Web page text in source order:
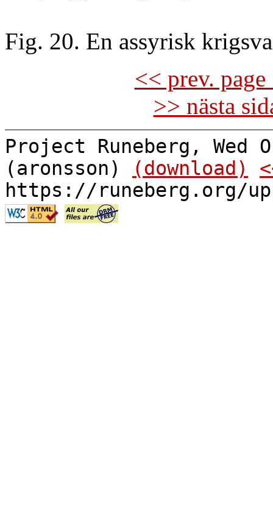
Fig. 20. En assyrisk
<< prev.
>> nästa
Project Runeberg, Wed
(aronsson)
(download)
https://runeberg.org/